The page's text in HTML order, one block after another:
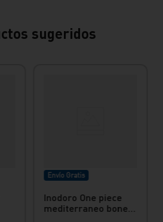
sugeridos
Envío Gratis
Inodoro One piece
mediterraneo bone